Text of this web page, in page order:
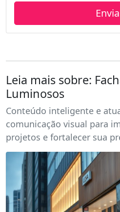
Leia mais sobre:
Luminosos
Conteúdo inteligente e
comunicação visual para
projetos e fortalecer sua